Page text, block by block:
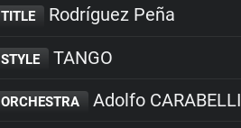
TITLE Rodríguez Peña
STYLE TANGO
ORCHESTRA Adolfo CARABELLI